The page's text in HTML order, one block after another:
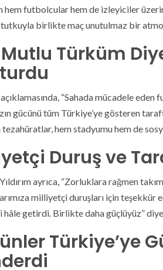
hem futbolcular hem de izleyiciler
birlikte maç unutulmaz bir
Mutlu Türküm
açıklamasında, “Sahada mücadele
gücünü tüm Türkiye’ye gösteren
hem stadyumu hem de
Duruş ve
ayrıca, “Zorluklara rağmen
milliyetçi duruşları için teşekkür
getirdi. Birlikte daha güçlüyüz”
Türkiye’ye